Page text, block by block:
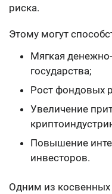
риска.
Этому могут
Мягкая
государства;
Рост фондовых
Увеличение
Повышение
инвесторов.
Одним из